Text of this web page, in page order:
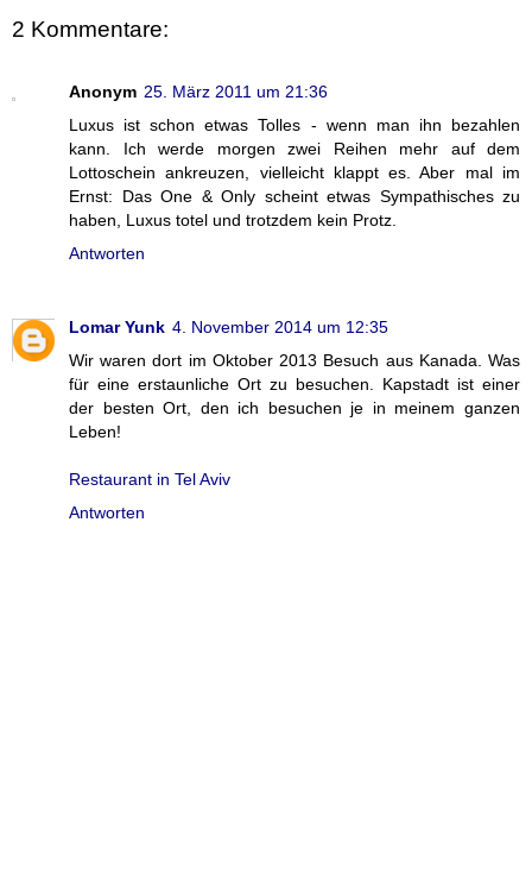
2 Kommentare:
Anonym 25. März 2011 um 21:36
Luxus ist schon etwas Tolles - wenn man ihn bezahlen
kann. Ich werde morgen zwei Reihen mehr auf dem
Lottoschein ankreuzen, vielleicht klappt es. Aber mal im
Ernst: Das One & Only scheint etwas Sympathisches zu
haben, Luxus totel und trotzdem kein Protz.
Antworten
Lomar Yunk 4. November 2014 um 12:35
Wir waren dort im Oktober 2013 Besuch aus Kanada. Was
für eine erstaunliche Ort zu besuchen. Kapstadt ist einer
der besten Ort, den ich besuchen je in meinem ganzen
Leben!
Restaurant in Tel Aviv
Antworten